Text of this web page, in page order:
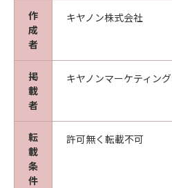
computer software
terms are used in 48
Consistent with 48 C.F.R.
227.7202-1 through
all U.S. Government End
the SOFTWARE with only
forth herein. The
Inc./30-2, Shimomaruko
Tokyo 146-8501, Japan.
本条項中で使用される"the
作
成
者
キヤノン株式会社
掲
載
者
キヤノンマーケティン
転
載
条
件
許可無く転載不可